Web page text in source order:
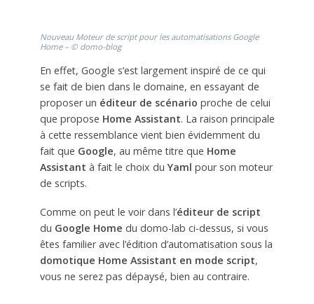
Nouveau Moteur de script pour les automatisations Google
Home – © domo-blog
En effet, Google s’est largement inspiré de ce qui
se fait de bien dans le domaine, en essayant de
proposer un éditeur de scénario proche de celui
que propose Home Assistant. La raison principale
à cette ressemblance vient bien évidemment du
fait que Google, au même titre que Home
Assistant à fait le choix duYaml pour son moteur
de scripts.
Comme on peut le voir dans l’éditeur de script
du Google Home du domo-lab ci-dessus, si vous
êtes familier avec l’édition d’automatisation sous la
domotique Home Assistant en mode script,
vous ne serez pas dépaysé, bien au contraire.